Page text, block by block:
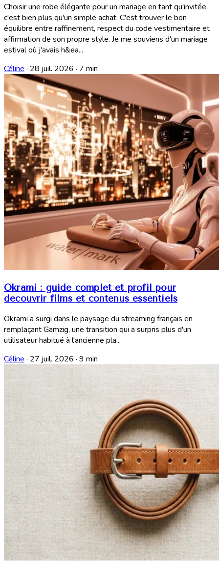
Choisir une robe élégante pour un mariage en tant qu'invitée,
c'est bien plus qu'un simple achat. C'est trouver le bon
équilibre entre raffinement, respect du code vestimentaire et
affirmation de son propre style. Je me souviens d'un mariage
estival où j'avais h&ea...
Céline· 28 juil. 2026 · 7 min
Okrami : guide complet et profil pour
découvrir films et contenus essentiels
Okrami a surgi dans le paysage du streaming français en
remplaçant Gamzig, une transition qui a surpris plus d'un
utilisateur habitué à l'ancienne pla...
Céline · 27 juil. 2026 · 9 min